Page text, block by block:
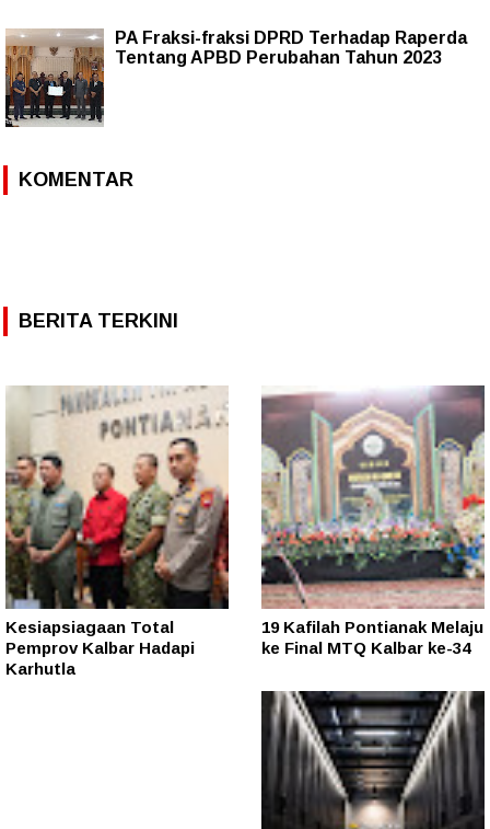
PA Fraksi-fraksi DPRD Terhadap Raperda
Tentang APBD Perubahan Tahun 2023
KOMENTAR
BERITA TERKINI
Kesiapsiagaan Total
Pemprov Kalbar Hadapi
Karhutla
19 Kafilah Pontianak Melaju
ke Final MTQ Kalbar ke-34